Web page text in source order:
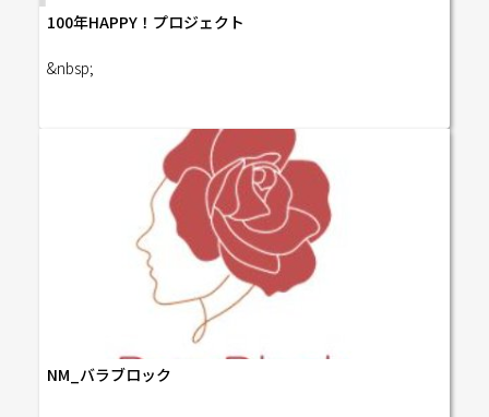
00 リマインド/アンケート記入----------------------------------
------
100年HAPPY！プロジェクト
&nbsp;
NM_バラブロック